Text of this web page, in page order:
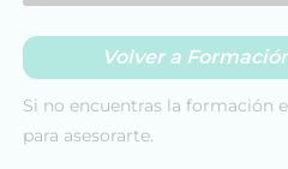
Volver a
Si no encuentras la formación
para asesorarte.